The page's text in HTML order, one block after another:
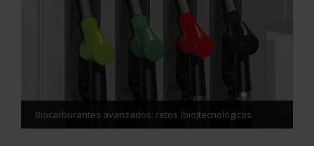
Biocarburantes avanzados: retos (bio)tecnológicos